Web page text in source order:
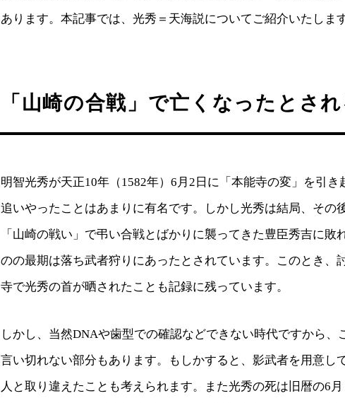
あります。本記事では、光秀＝天海説についてご紹介いたします
「山崎の合戦」で亡くなったとさ
明智光秀が天正10年（1582年）6月2日に「本能寺の変」を引
追いやったことはあまりに有名です。しかし光秀は結局、その
「山崎の戦い」で弔い合戦とばかりに襲ってきた豊臣秀吉に敗
のの最期は落ち武者狩りにあったとされています。このとき、
寺で光秀の首が晒されたことも記録に残っています。
しかし、当然DNAや歯型での確認などできない時代ですから、
言い切れない部分もあります。もしかすると、影武者を用意し
人と取り違えたことも考えられます。また光秀の死は旧暦の6月